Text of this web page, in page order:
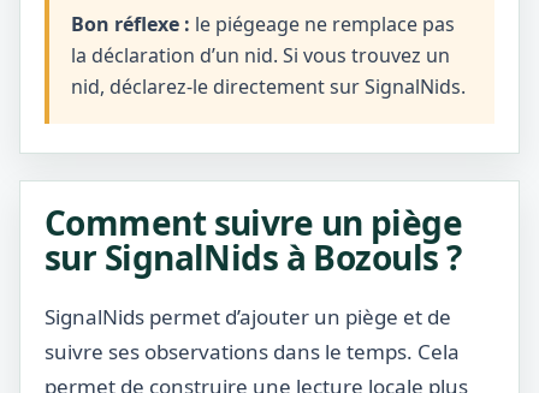
Bon réflexe : le piégeage ne remplace pas
la déclaration d’un nid. Si vous trouvez un
nid, déclarez-le directement sur SignalNids.
Comment suivre un piège
sur SignalNids à Bozouls ?
SignalNids permet d’ajouter un piège et de
suivre ses observations dans le temps. Cela
permet de construire une lecture locale plus